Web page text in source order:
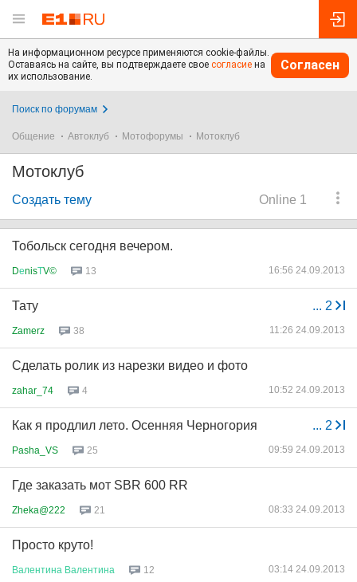
На информационном ресурсе применяются cookie-файлы.
Оставаясь на сайте, вы подтверждаете свое согласие на
их использование.
Согласен
Поиск по форумам
Общение Автоклуб Мотофорумы Мотоклуб
Мотоклуб
Online 1
Создать тему
Тобольск сегодня вечером.
DеnisТV© 13 16:56 24.09.2013
... 2
Тату
Zamerz 38 11:26 24.09.2013
Сделать ролик из нарезки видео и фото
zahar_74 4 10:52 24.09.2013
... 2
Как я продлил лето. Осенняя Черногория
Pasha_VS 25 09:59 24.09.2013
Где заказать мот SBR 600 RR
Zheka@222 21 08:33 24.09.2013
Просто круто!
Валентина Валентина 12 03:14 24.09.2013